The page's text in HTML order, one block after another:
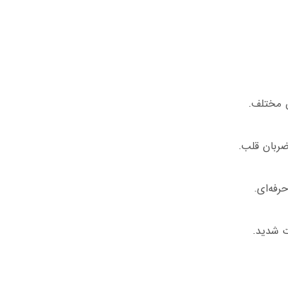
مختلف.
شدید.